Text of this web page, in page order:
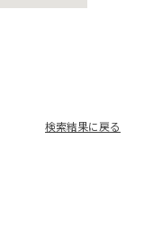
検索結果に戻る